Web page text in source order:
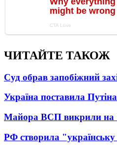
ЧИТАЙТЕ ТАКОЖ
Суд обрав запобіжний
Україна поставила
Майора ВСП викрили на
РФ створила